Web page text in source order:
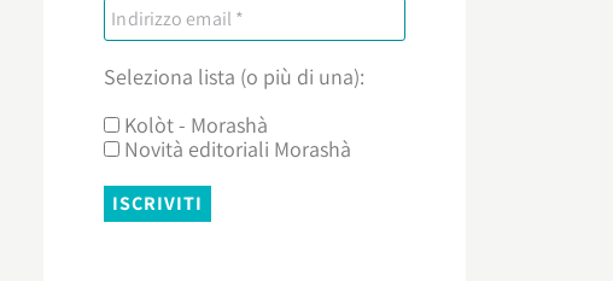
Seleziona lista (o più di una):
Kolòt - Morashà
Novità editoriali Morashà